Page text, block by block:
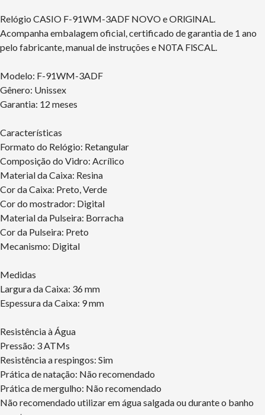
Relógio CASIO F-91WM-3ADF NOVO e ORlGlNAL.
Acompanha embalagem oficial, certificado de garantia de 1 ano
pelo fabricante, manual de instruções e N0TA FlSCAL.
Modelo: F-91WM-3ADF
Gênero: Unissex
Garantia: 12 meses
Características
Formato do Relógio: Retangular
Composição do Vidro: Acrílico
Material da Caixa: Resina
Cor da Caixa: Preto, Verde
Cor do mostrador: Digital
Material da Pulseira: Borracha
Cor da Pulseira: Preto
Mecanismo: Digital
Medidas
Largura da Caixa: 36 mm
Espessura da Caixa: 9 mm
Resistência à Água
Pressão: 3 ATMs
Resistência a respingos: Sim
Prática de natação: Não recomendado
Prática de mergulho: Não recomendado
Não recomendado utilizar em água salgada ou durante o banho